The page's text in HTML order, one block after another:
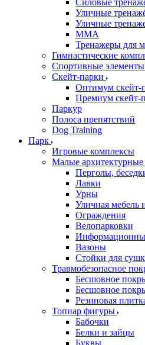
Силовые
Уличные
Уличные
ММА
Тренажеры для
Гимнастические
Спортивные
Скейт-парки
Оптимум скейт-
Премиум скейт-
Паркур
Полоса препятствий
Dog Training
Парк
Игровые комплексы
Малые
Перголы,
Лавки
Урны
Уличная мебель
Ограждения
Велопарковки
Вазоны
Стойки для
Травмобезопасное
Бесшовное
Бесшовное
Резиновая
Топиар фигуры
Бабочки
Белки и зайцы
Буквы